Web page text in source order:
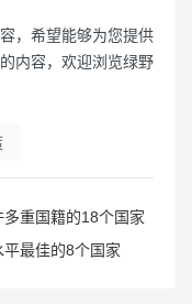
，希望能够为您提供
内容，欢迎浏览绿野
重国籍的18个国家
最佳的8个国家